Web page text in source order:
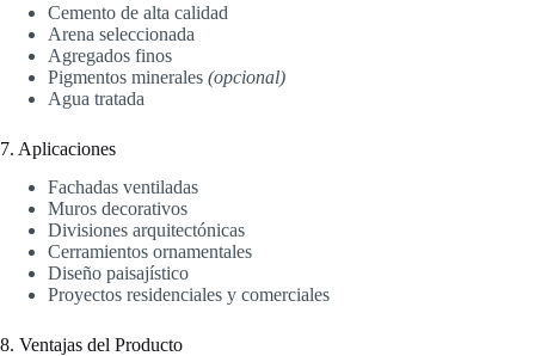
Cemento de alta calidad
Arena seleccionada
Agregados finos
Pigmentos minerales (opcional)
Agua tratada
7. Aplicaciones
Fachadas ventiladas
Muros decorativos
Divisiones arquitectónicas
Cerramientos ornamentales
Diseño paisajístico
Proyectos residenciales y comerciales
8. Ventajas del Producto